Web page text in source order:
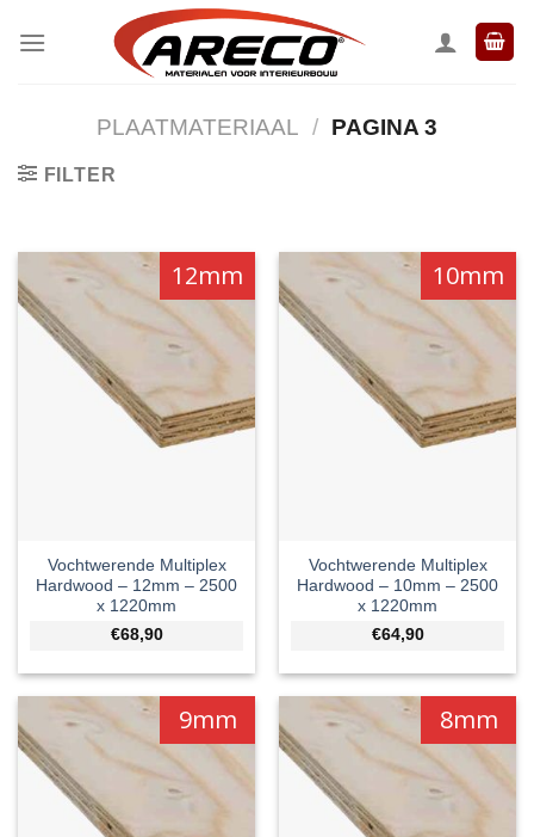
naar
PLAATMATERIAAL / PAGINA 3
FILTER
12mm
Vochtwerende Multiplex
Hardwood – 12mm – 2500
x 1220mm
€68,90
10mm
Vochtwerende Multiplex
Hardwood – 10mm – 2500
x 1220mm
€64,90
9mm 8mm